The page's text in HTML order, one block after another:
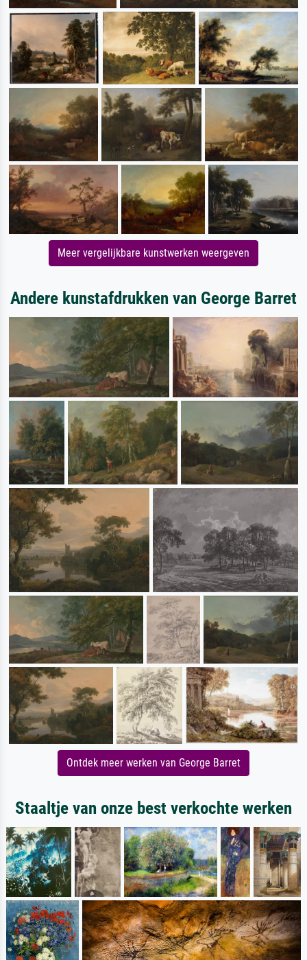
Meer vergelijkbare kunstwerken weergeven
Andere kunstafdrukken van George Barret
Ontdek meer werken van George Barret
Staaltje van onze best verkochte werken